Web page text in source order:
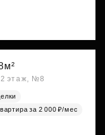
2 этаж, №8
за 2 000 ₽/мес